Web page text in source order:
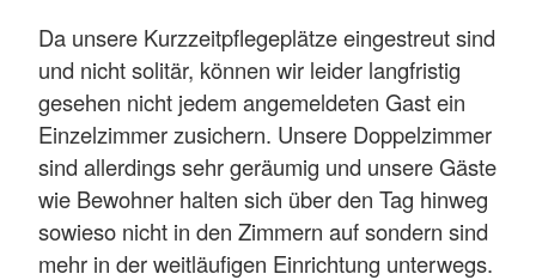
Da unsere Kurzzeitpflegeplätze eingestreut sind
und nicht solitär, können wir leider langfristig
gesehen nicht jedem angemeldeten Gast ein
Einzelzimmer zusichern. Unsere Doppelzimmer
sind allerdings sehr geräumig und unsere Gäste
wie Bewohner halten sich über den Tag hinweg
sowieso nicht in den Zimmern auf sondern sind
mehr in der weitläufigen Einrichtung unterwegs.